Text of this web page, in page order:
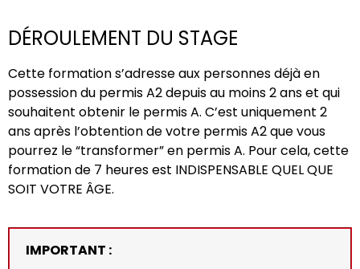
DÉROULEMENT DU STAGE
Cette formation s’adresse aux personnes déjà en
possession du permis A2 depuis au moins 2 ans et qui
souhaitent obtenir le permis A. C’est uniquement 2
ans après l’obtention de votre permis A2 que vous
pourrez le “transformer” en permis A. Pour cela, cette
formation de 7 heures est INDISPENSABLE QUEL QUE
SOIT VOTRE ÂGE.
IMPORTANT :